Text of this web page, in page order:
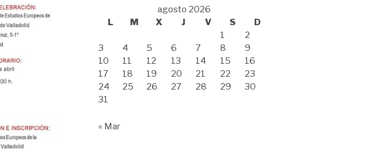
agosto 2026
L
M X J V S
D
1
2
3
4 5 6 7 8
9
10
11 12 13 14 15
16
17
18 19 20 21 22
23
24
25 26 27 28 29
30
31
« Mar